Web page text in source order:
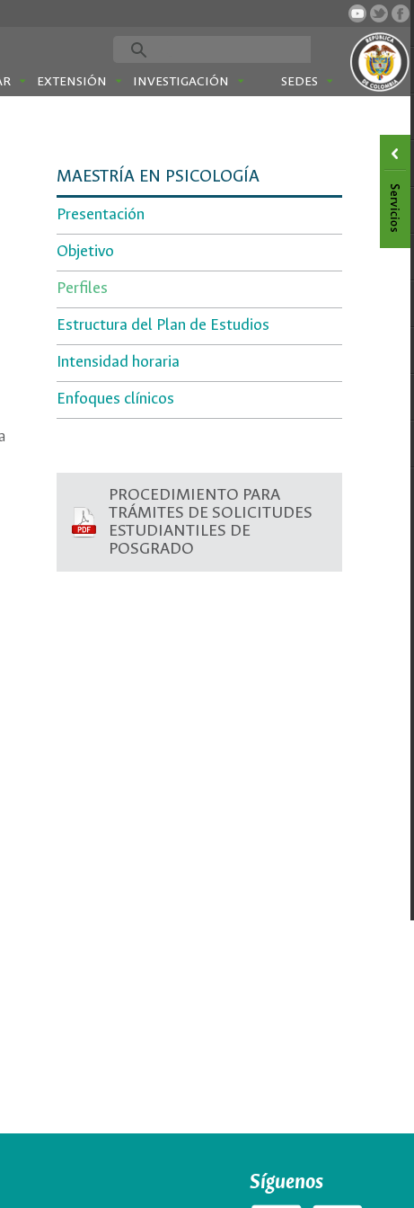
EXTENSIÓN INVESTIGACIÓN SEDES
MAESTRÍA EN PSICOLOGÍA
Presentación
Objetivo
Perfiles
Estructura del Plan de Estudios
Intensidad horaria
Enfoques clínicos
PROCEDIMIENTO PARA
TRÁMITES DE SOLICITUDES
ESTUDIANTILES DE
POSGRADO
Síguenos